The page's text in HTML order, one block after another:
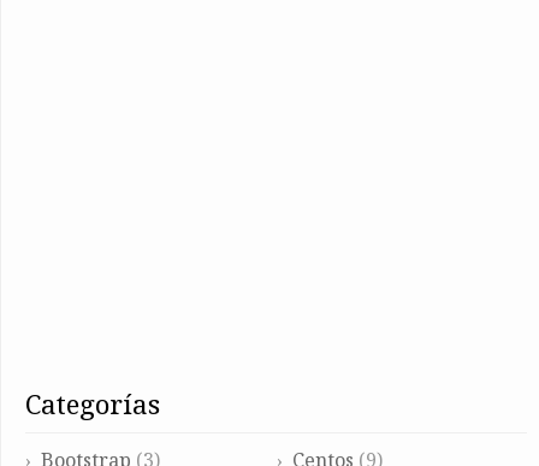
categorías
Bootstrap (3) Centos (9)